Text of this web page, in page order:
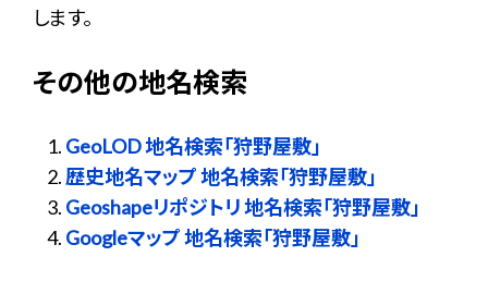
します。
その他の地名検索
GeoLOD 地名検索「狩野屋敷」
歴史地名マップ 地名検索「狩野屋敷」
Geoshapeリポジトリ 地名検索「狩野屋敷」
Googleマップ 地名検索「狩野屋敷」